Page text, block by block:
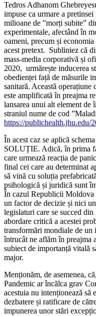
Tedros Adhanom
impuse ca urmare a
milioane de ”morți subite”
experimentale, afectând în
oameni, precum și
acest pretext. Subliniez că
mass-media corporativă și
2020, urmărește inducerea
obedienței față de măsurile
sanitară. Această
este amplificată în preajma
lansarea unui alt element
straniul nume de cod
https://publichealth.jhu.edu/
În acest caz se aplică
SOLUȚIE. Adică, în prima
care urmează reacția de
final cei care au determinat
să vină cu soluția
psihologică și juridică sunt
În cazul Republicii Moldova
un factor de decizie și nici
legislaturi care se succed
abordare critică a acestei
transformări mondiale de un
întrucât ne aflăm în preajma
subiect de importanță vitală
major.
Menționăm, de asemenea,
Pandemic ar încălca grav
acestuia nu intenționează să
dezbatere și ratificare de
impunerea unor stări